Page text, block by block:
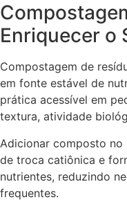
Enriquecer o
Compostagem de
em fonte estável de
prática acessível em
textura, atividade
Adicionar composto
de troca catiônica e
nutrientes, reduzindo
frequentes.